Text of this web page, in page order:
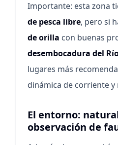
Importante: esta zona
de pesca libre, pero si
de orilla con buenas
desembocadura del
lugares más
dinámica de corriente y
El entorno:
observación de